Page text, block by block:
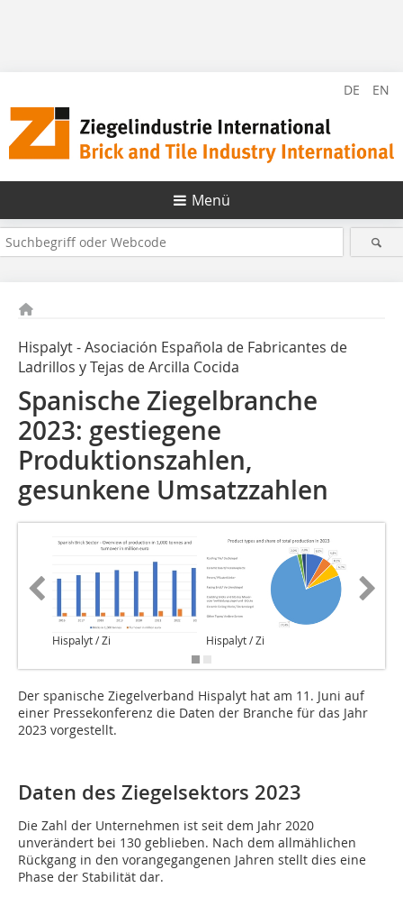
DE EN
Menü
Hispalyt - Asociación Española de Fabricantes de
Ladrillos y Tejas de Arcilla Cocida
Spanische Ziegelbranche
2023: gestiegene
Produktionszahlen,
gesunkene Umsatzzahlen
Hispalyt / Zi Hispalyt / Zi
Der spanische Ziegelverband Hispalyt hat am 11. Juni auf
einer Pressekonferenz die Daten der Branche für das Jahr
2023 vorgestellt.
Daten des Ziegelsektors 2023
Die Zahl der Unternehmen ist seit dem Jahr 2020
unverändert bei 130 geblieben. Nach dem allmählichen
Rückgang in den vorangegangenen Jahren stellt dies eine
Phase der Stabilität dar.